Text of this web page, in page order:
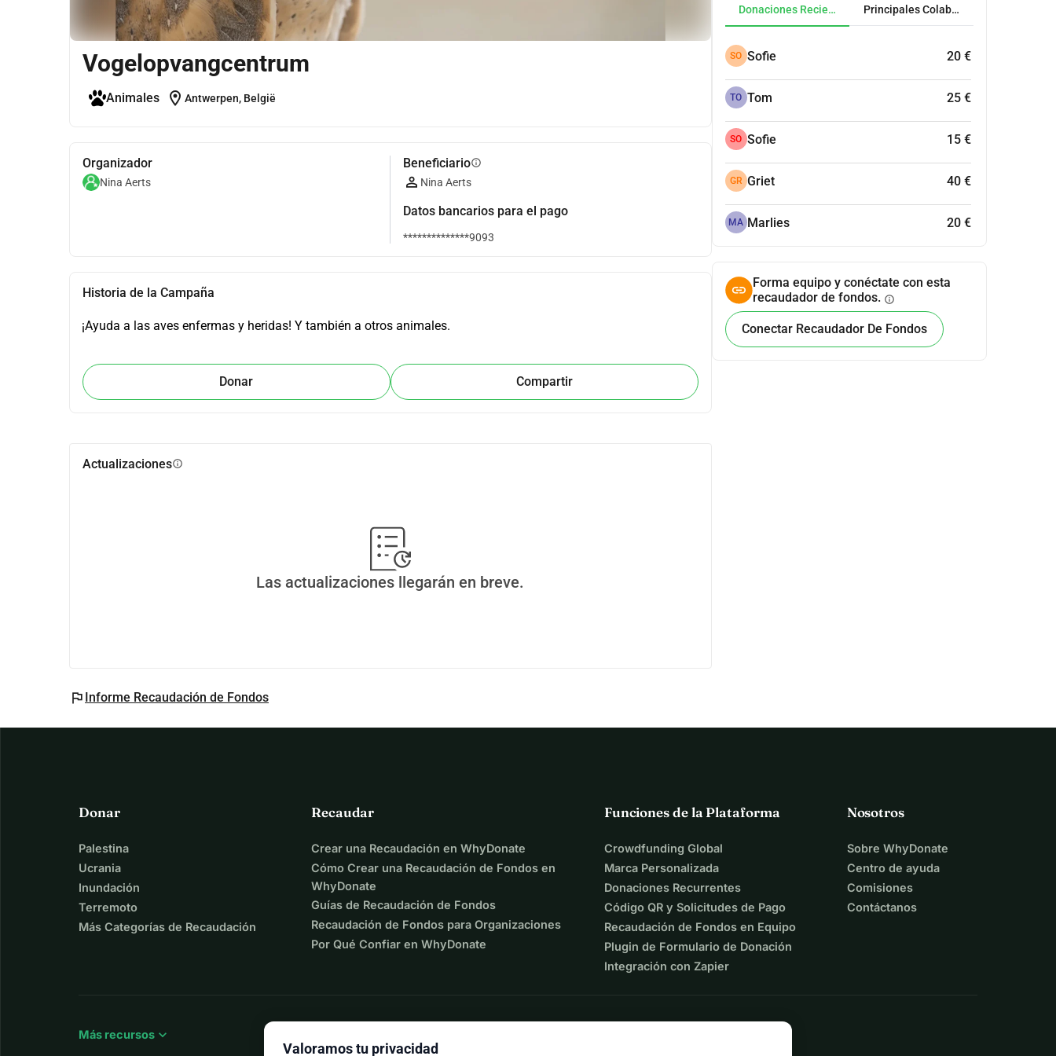
Vogelopvangcentrum
Animales location_on Antwerpen, België
Organizador
Nina Aerts
Beneficiarioinfo
Nina Aerts
Datos bancarios para el pago
**************9093
Historia de la Campaña
¡Ayuda a las aves enfermas y heridas! Y también a otros animales.
Donar Compartir
Actualizacionesinfo
Las actualizaciones llegarán en breve.
flag Informe Recaudación de Fondos
Donaciones Recientes Principales Colaboradores
SO Sofie 20 €
TO Tom 25 €
SO Sofie 15 €
GR Griet 40 €
MA Marlies 20 €
Forma equipo y conéctate con esta
recaudador de fondos. info
Conectar Recaudador De Fondos
Donar
Palestina
Ucrania
Inundación
Terremoto
Más Categorías de Recaudación
Recaudar
Crear una Recaudación en WhyDonate
Cómo Crear una Recaudación de Fondos en
WhyDonate
Guías de Recaudación de Fondos
Recaudación de Fondos para Organizaciones
Por Qué Confiar en WhyDonate
Funciones de la Plataforma
Crowdfunding Global
Marca Personalizada
Donaciones Recurrentes
Código QR y Solicitudes de Pago
Recaudación de Fondos en Equipo
Plugin de Formulario de Donación
Integración con Zapier
Nosotros
Sobre WhyDonate
Centro de ayuda
Comisiones
Contáctanos
Más recursos expand_more
Valoramos tu privacidad